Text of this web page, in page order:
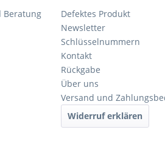
Beratung
Defektes Produkt
Newsletter
Schlüsselnummern
Kontakt
Rückgabe
Über uns
Versand und
Widerruf erklären